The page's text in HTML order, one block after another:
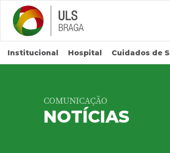
Saltar para conteúdo principal
Institucional Hospital Cuidados de
COMUNICAÇÃO
NOTÍCIAS